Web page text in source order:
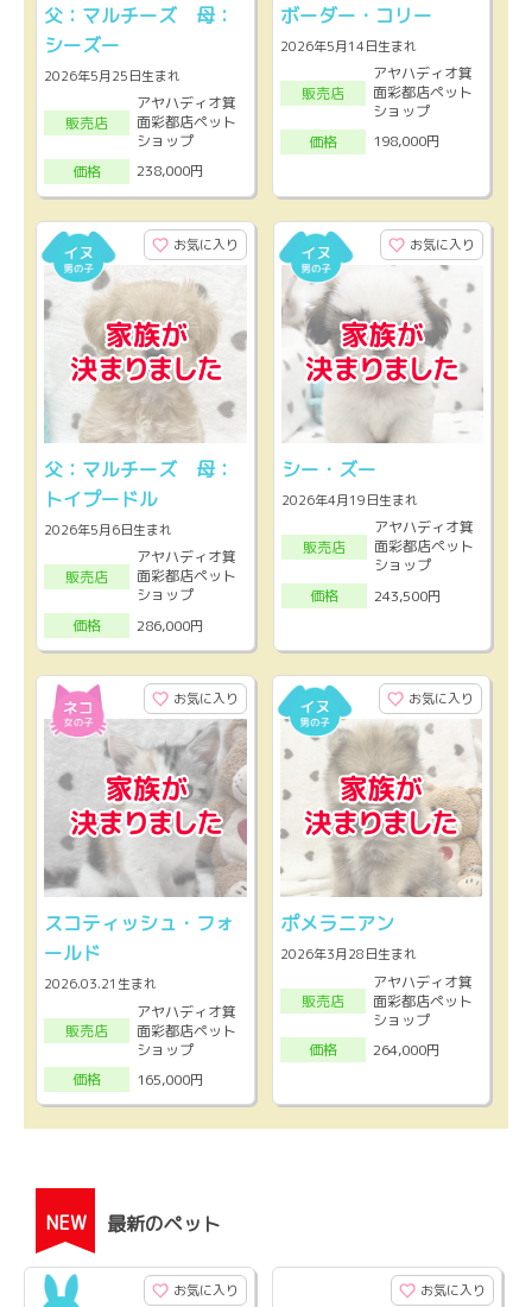
父：マルチーズ 母：
シーズー
2026年5月25日生まれ
販売店
アヤハディオ箕
面彩都店ペット
ショップ
価格
238,000円
ボーダー・コリー
2026年5月14日生まれ
販売店
アヤハディオ箕
面彩都店ペット
ショップ
価格
198,000円
お気に入り
父：マルチーズ 母：
トイプードル
2026年5月6日生まれ
販売店
アヤハディオ箕
面彩都店ペット
ショップ
価格
286,000円
お気に入り
シー・ズー
2026年4月19日生まれ
販売店
アヤハディオ箕
面彩都店ペット
ショップ
価格
243,500円
お気に入り
スコティッシュ・フォ
ールド
2026.03.21生まれ
販売店
アヤハディオ箕
面彩都店ペット
ショップ
価格
165,000円
お気に入り
ポメラニアン
2026年3月28日生まれ
販売店
アヤハディオ箕
面彩都店ペット
ショップ
価格
264,000円
NEW 最新のペット
お気に入り お気に入り